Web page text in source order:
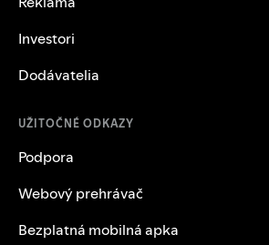
Investori
Dodávatelia
UŽITOČNÉ ODKAZY
Podpora
Webový prehrávač
Bezplatná mobilná apka